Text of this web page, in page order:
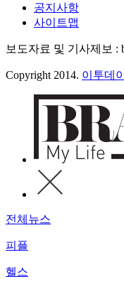
공지사항
사이트맵
보도자료 및 기사제보 :
Copyright 2014. 이투데
전체뉴스
피플
헬스